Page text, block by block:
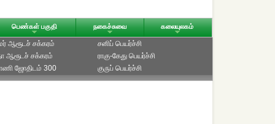
பெண்கள் பகுதி நகைச்சுவை கலையுலகம்
ஆரூடச் சக்கரம்
ஆரூடச் சக்கரம்
ஜோதிடம் 300
சனிப் பெயர்ச்சி
ராகு-கேது பெயர்ச்சி
குருப் பெயர்ச்சி